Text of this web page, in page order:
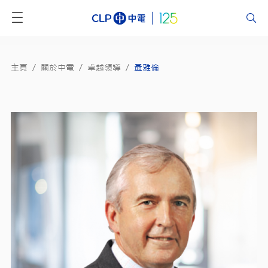
主頁 / 關於中電 / 卓越領導 / 聶雅倫